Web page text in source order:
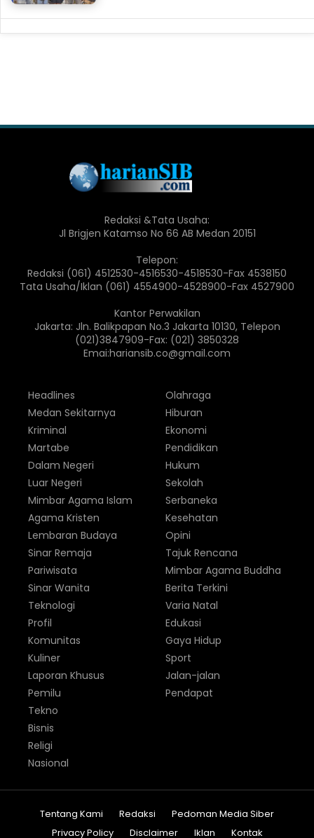
Redaksi &Tata Usaha:
Jl Brigjen Katamso No 66 AB Medan 20151
Telepon:
Redaksi (061) 4512530-4516530-4518530-Fax 4538150
Tata Usaha/Iklan (061) 4554900-4528900-Fax 4527900
Kantor Perwakilan
Jakarta: Jln. Balikpapan No.3 Jakarta 10130, Telepon
(021)3847909-Fax: (021) 3850328
Emai:hariansib.co@gmail.com
Headlines
Medan Sekitarnya
Kriminal
Martabe
Dalam Negeri
Luar Negeri
Olahraga
Hiburan
Ekonomi
Pendidikan
Hukum
Sekolah
Mimbar Agama Islam
Agama Kristen
Lembaran Budaya
Sinar Remaja
Pariwisata
Sinar Wanita
Serbaneka
Kesehatan
Opini
Tajuk Rencana
Mimbar Agama Buddha
Berita Terkini
Teknologi
Profil
Komunitas
Kuliner
Laporan Khusus
Pemilu
Varia Natal
Edukasi
Gaya Hidup
Sport
Jalan-jalan
Pendapat
Tekno
Bisnis
Religi
Nasional
Tentang Kami Redaksi
Pedoman Media Siber
Privacy Policy
Disclaimer Iklan Kontak